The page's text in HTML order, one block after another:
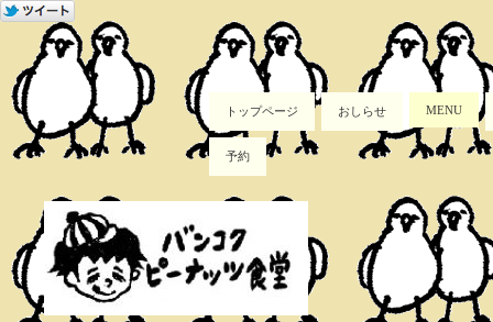
トップページ おしらせ MENU
予約